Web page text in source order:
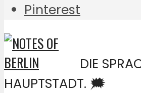
Pinterest
DIE
HAUPTSTADT. 🗯️